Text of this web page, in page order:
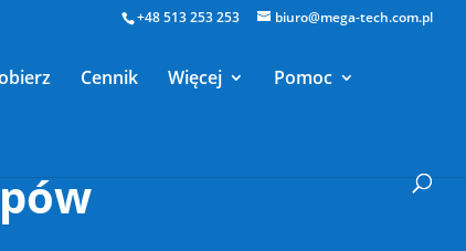
+48 513 253 253 biuro@mega-tech.com.pl
Cennik Więcej Pomoc